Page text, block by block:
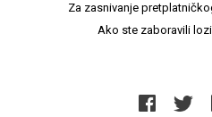
Za zasnivanje
Ako ste zaboravili